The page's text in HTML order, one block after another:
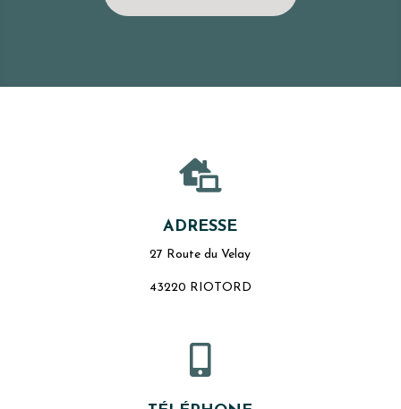

ADRESSE
27 Route du Velay
43220 RIOTORD
